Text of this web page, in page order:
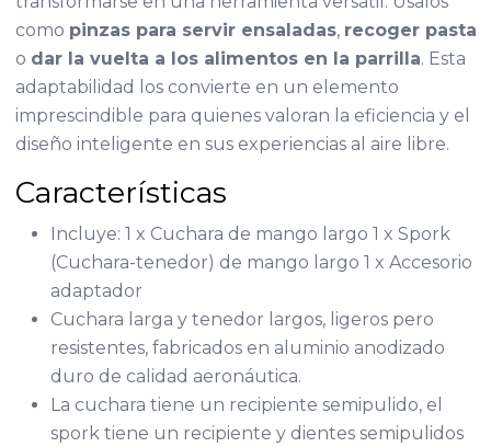
como pinzas para servir ensaladas, recoger pasta
o dar la vuelta a los alimentos en la parrilla. Esta
adaptabilidad los convierte en un elemento
imprescindible para quienes valoran la eficiencia y el
diseño inteligente en sus experiencias al aire libre.
Características
Incluye: 1 x Cuchara de mango largo 1 x Spork
(Cuchara-tenedor) de mango largo 1 x Accesorio
adaptador
Cuchara larga y tenedor largos, ligeros pero
resistentes, fabricados en aluminio anodizado
duro de calidad aeronáutica.
La cuchara tiene un recipiente semipulido, el
spork tiene un recipiente y dientes semipulidos